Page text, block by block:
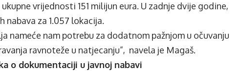
vrijednosti 151 milijun eura. U zadnje dvije godine,
nabava za 1.057 lokacija.
nameće nam potrebu za dodatnom pažnjom u očuvanju
ravnoteže u natjecanju”, navela je Magaš.
o dokumentaciji u javnoj nabavi